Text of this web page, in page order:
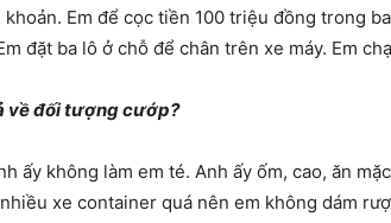
Em để cọc tiền 100 triệu đồng trong
đặt ba lô ở chỗ để chân trên xe máy. Em
về đối tượng cướp?
ấy không làm em té. Anh ấy ốm, cao, ăn
xe container quá nên em không dám